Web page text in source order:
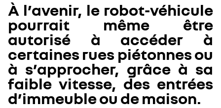
À l’avenir, le robot-véhicule
pourrait même être
autorisé à accéder à
certaines rues piétonnes ou
à s’approcher, grâce à sa
faible vitesse, des entrées
d’immeuble ou de maison.